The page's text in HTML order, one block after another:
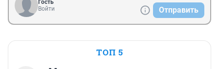
Гость
Войти
Отправить
ТОП 5